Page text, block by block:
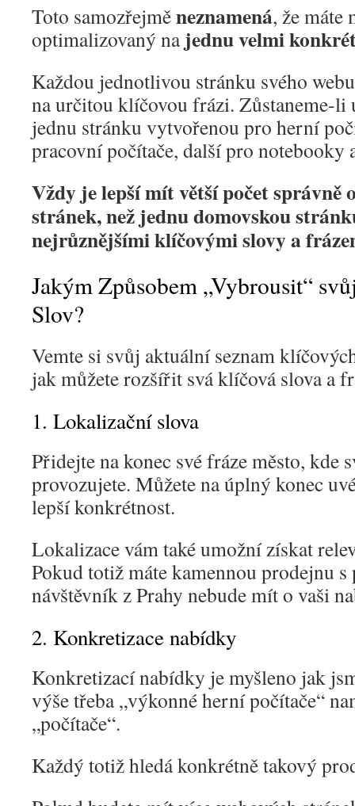
Toto samozřejměneznamená, že máte
optimalizovaný najednu velmi
Každou jednotlivou stránku svého
na určitou klíčovou frázi. Zůstaneme-li
jednu stránku vytvořenou pro herní
pracovní počítače, další pro
Vždy je lepší mít větší počet správně
stránek, než jednu domovskou
nejrůznějšími klíčovými slovy a
Jakým Způsobem „Vybrousit“
Slov?
Vemte si svůj aktuální seznam
jak můžete rozšířit svá klíčová slova a
1. Lokalizační slova
Přidejte na konec své fráze město, kde
provozujete. Můžete na úplný konec
lepší konkrétnost.
Lokalizace vám také umožní získat
Pokud totiž máte kamennou prodejnu
návštěvník z Prahy nebude mít o vaši
2. Konkretizace nabídky
Konkretizací nabídky je myšleno jak
výše třeba „výkonné herní počítače“
„počítače“.
Každý totiž hledá konkrétně takový